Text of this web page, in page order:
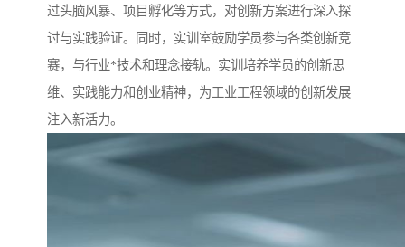
过头脑风暴、项目孵化等方式，对创新方案进行深入探
讨与实践验证。同时，实训室鼓励学员参与各类创新竞
赛，与行业*技术和理念接轨。实训培养学员的创新思
维、实践能力和创业精神，为工业工程领域的创新发展
注入新活力。​